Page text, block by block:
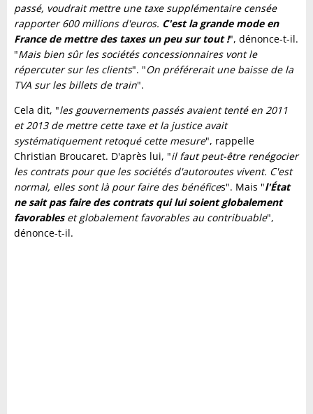
passé, voudrait mettre une taxe supplémentaire censée
rapporter 600 millions d'euros. C'est la grande mode en
France de mettre des taxes un peu sur tout !", dénonce-t-il.
"Mais bien sûr les sociétés concessionnaires vont le
répercuter sur les clients". "On préférerait une baisse de la
TVA sur les billets de train".
Cela dit, "les gouvernements passés avaient tenté en 2011
et 2013 de mettre cette taxe et la justice avait
systématiquement retoqué cette mesure", rappelle
Christian Broucaret. D'après lui, "il faut peut-être renégocier
les contrats pour que les sociétés d'autoroutes vivent. C'est
normal, elles sont là pour faire des bénéfices". Mais "l'État
ne sait pas faire des contrats qui lui soient globalement
favorableset globalement favorables au contribuable",
dénonce-t-il.